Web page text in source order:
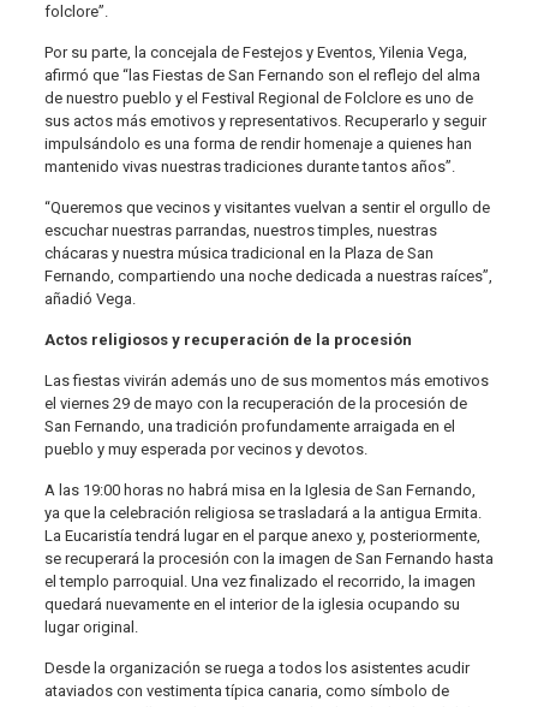
folclore”.
Por su parte, la concejala de Festejos y Eventos, Yilenia Vega,
afirmó que “las Fiestas de San Fernando son el reflejo del alma
de nuestro pueblo y el Festival Regional de Folclore es uno de
sus actos más emotivos y representativos. Recuperarlo y seguir
impulsándolo es una forma de rendir homenaje a quienes han
mantenido vivas nuestras tradiciones durante tantos años”.
“Queremos que vecinos y visitantes vuelvan a sentir el orgullo de
escuchar nuestras parrandas, nuestros timples, nuestras
chácaras y nuestra música tradicional en la Plaza de San
Fernando, compartiendo una noche dedicada a nuestras raíces”,
añadió Vega.
Actos religiosos y recuperación de la procesión
Las fiestas vivirán además uno de sus momentos más emotivos
el viernes 29 de mayo con la recuperación de la procesión de
San Fernando, una tradición profundamente arraigada en el
pueblo y muy esperada por vecinos y devotos.
A las 19:00 horas no habrá misa en la Iglesia de San Fernando,
ya que la celebración religiosa se trasladará a la antigua Ermita.
La Eucaristía tendrá lugar en el parque anexo y, posteriormente,
se recuperará la procesión con la imagen de San Fernando hasta
el templo parroquial. Una vez finalizado el recorrido, la imagen
quedará nuevamente en el interior de la iglesia ocupando su
lugar original.
Desde la organización se ruega a todos los asistentes acudir
ataviados con vestimenta típica canaria, como símbolo de